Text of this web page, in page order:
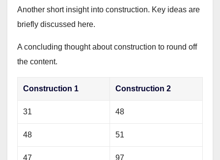
Another short insight into construction. Key ideas are
briefly discussed here.
A concluding thought about construction to round off
the content.
Construction 1 Construction 2
31 48
48 51
47 97